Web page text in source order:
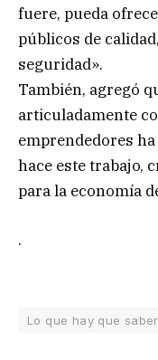
fuere, pueda
públicos de
seguridad».
También, agregó
articuladamente
emprendedores
hace este trabajo,
para la economía
.
Lo que hay que saber